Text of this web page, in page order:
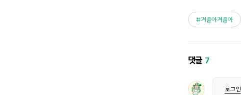
겨울아겨울아
댓글 7
로그인